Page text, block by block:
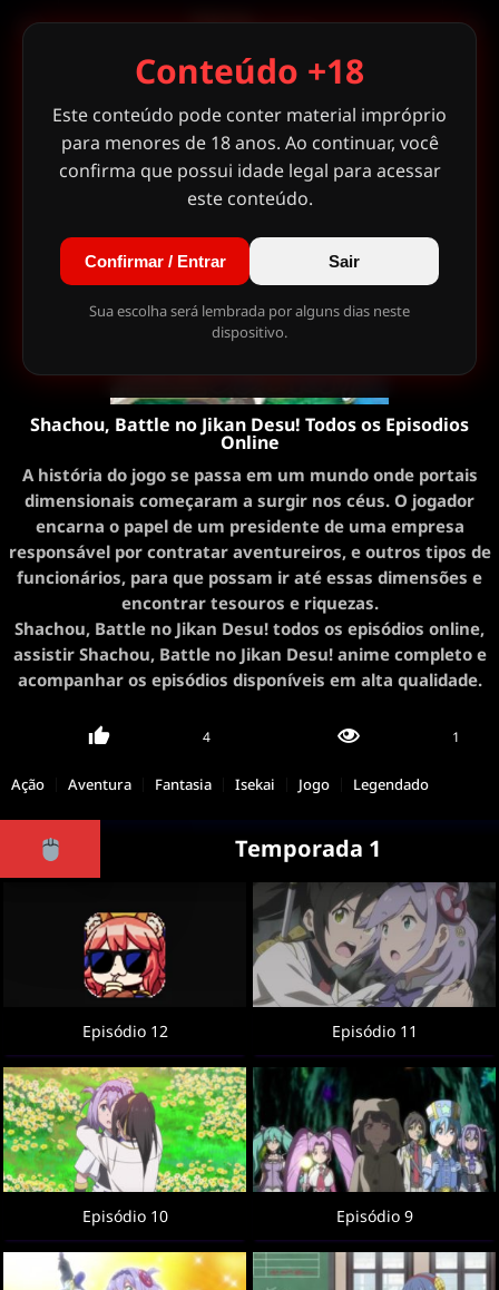
Shachou, Battle no Jikan Desu! Todos os Episodios
Online
A história do jogo se passa em um mundo onde portais
dimensionais começaram a surgir nos céus. O jogador
encarna o papel de um presidente de uma empresa
responsável por contratar aventureiros, e outros tipos de
funcionários, para que possam ir até essas dimensões e
encontrar tesouros e riquezas.
Shachou, Battle no Jikan Desu! todos os episódios online,
assistir Shachou, Battle no Jikan Desu! anime completo e
acompanhar os episódios disponíveis em alta qualidade.
4 1
Ação Aventura Fantasia Isekai Jogo Legendado
Temporada 1
Episódio 12 Episódio 11
Episódio 10 Episódio 9
Conteúdo +18
Este conteúdo pode conter material impróprio
para menores de 18 anos. Ao continuar, você
confirma que possui idade legal para acessar
este conteúdo.
Confirmar / Entrar Sair
Sua escolha será lembrada por alguns dias neste
dispositivo.